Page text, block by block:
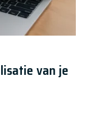
van je